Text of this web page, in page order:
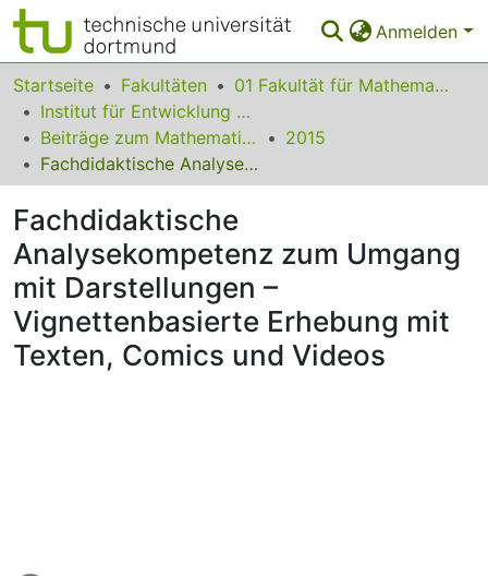
Anmelden
Bereiche & Sammlungen
Das gesamte Repositorium
Statistiken
FAQ
Leitlinien
Zurück zur Startseite
Startseite Fakultäten
01 Fakultät für Mathematik
Institut für Entwicklung und Erforschung des Mathematikunterrichts
Beiträge zum Mathematikunterricht
2015
Fachdidaktische Analysekompetenz zum Umgang mit Darstellungen – Vignettenbasierte Erhebung mit Texten, Comics und Videos
Fachdidaktische
Analysekompetenz zum Umgang
mit Darstellungen –
Vignettenbasierte Erhebung mit
Texten, Comics und Videos